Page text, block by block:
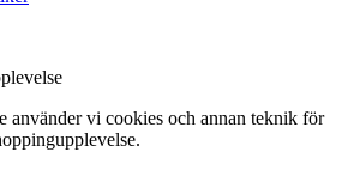
använder vi cookies och annan teknik för